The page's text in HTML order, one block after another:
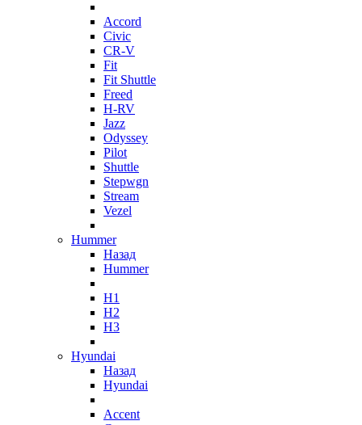
Accord
Civic
CR-V
Fit
Fit Shuttle
Freed
H-RV
Jazz
Odyssey
Pilot
Shuttle
Stepwgn
Stream
Vezel
Hummer
Назад
Hummer
H1
H2
H3
Hyundai
Назад
Hyundai
Accent